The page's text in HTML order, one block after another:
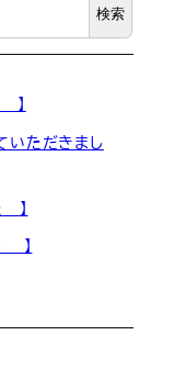
検索
】
いただきまし
】
】